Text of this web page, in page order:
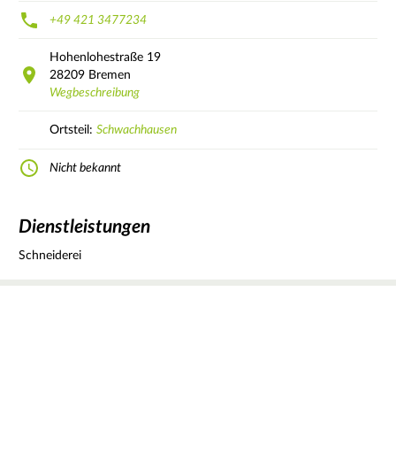
+49 421 3477234
Hohenlohestraße 19
28209 Bremen
Wegbeschreibung
Ortsteil: Schwachhausen
Nicht bekannt
Dienstleistungen
Schneiderei